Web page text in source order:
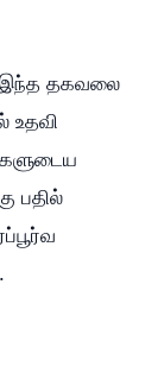
இந்த தகவலை
உதவி
பதில்